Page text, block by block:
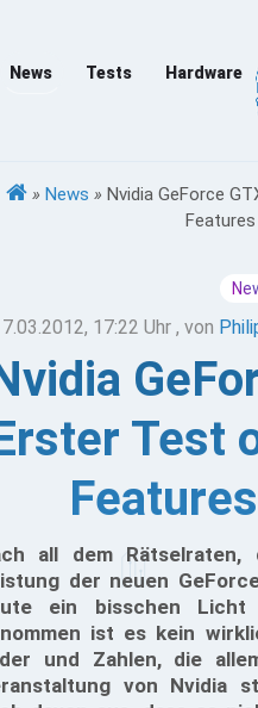
News Tests Hardware
» News » Nvidia GeForce
17:22 Uhr , von
Test
all dem
der neuen
ein bisschen Licht
ist es kein
und Zahlen, die
von Nvidia